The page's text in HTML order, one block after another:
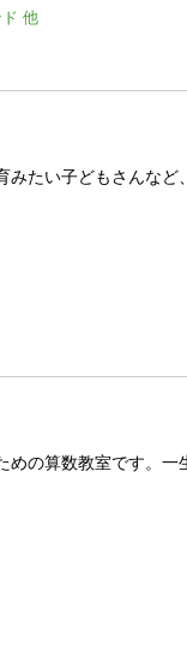
他
みたい子どもさんなど
めの算数教室です。一